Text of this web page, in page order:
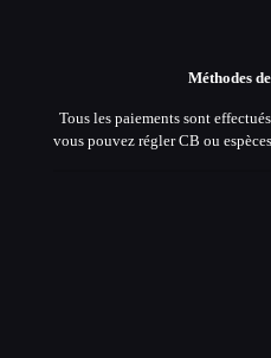
Méthodes
Tous les paiements sont
vous pouvez régler CB ou